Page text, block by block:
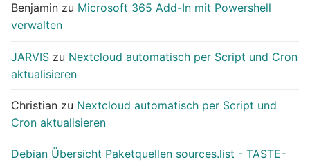
Benjamin zu Microsoft 365 Add-In mit Powershell
verwalten
JARVIS zu Nextcloud automatisch per Script und Cron
aktualisieren
Christian zu Nextcloud automatisch per Script und
Cron aktualisieren
Debian Übersicht Paketquellen sources.list - TASTE-